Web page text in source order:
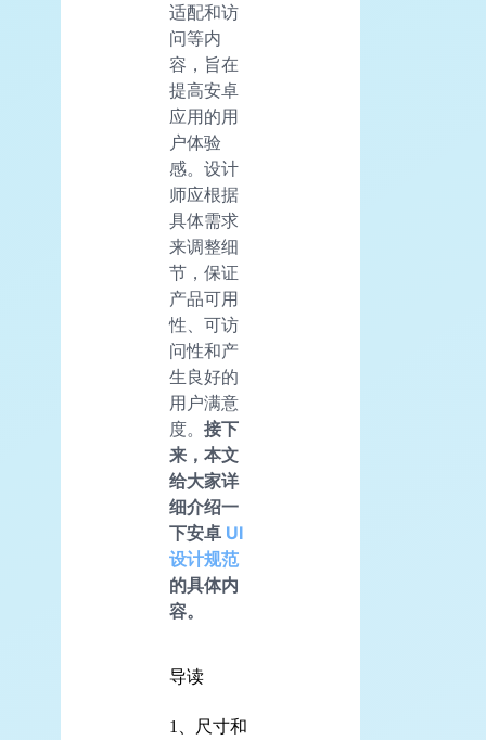
适配和访
问等内
容，旨在
提高安卓
应用的用
户体验
感。设计
师应根据
具体需求
来调整细
节，保证
产品可用
性、可访
问性和产
生良好的
用户满意
度。 接下
来，本文
给大家详
细介绍一
下安卓 UI
设计规范
的具体内
容。
导读
1、尺寸和